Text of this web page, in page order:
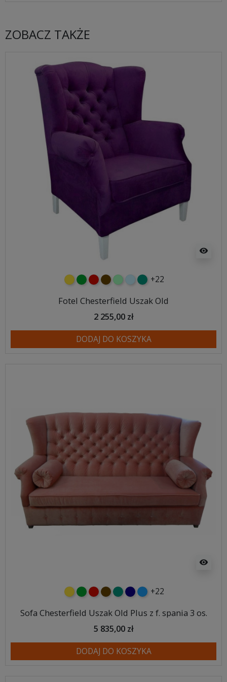
ZOBACZ TAKŻE
visibility
żółtyzielonyczerwony
czekoladowy
miętowybłękitny
turkusowy
+22
Fotel Chesterfield Uszak Old
2 255,00 zł
DODAJ DO KOSZYKA
visibility
żółtyzielonyczerwony
czekoladowy
turkusowy
granatowy
niebieski
+22
Sofa Chesterfield Uszak Old Plus z f. spania 3 os.
5 835,00 zł
DODAJ DO KOSZYKA